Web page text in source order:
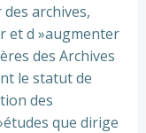
archives,
et d »augmenter
des Archives
le statut de
des
que dirige